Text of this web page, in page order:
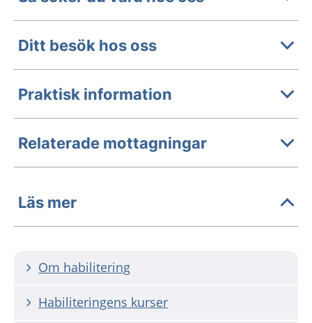
Ditt besök hos oss
Praktisk information
Relaterade mottagningar
Läs mer
Om habilitering
Habiliteringens kurser